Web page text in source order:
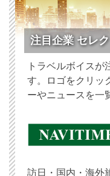
注目企業 セレク
トラベルボイス
す。ロゴをクリッ
ーやニュースを一
訪日・国内・海外